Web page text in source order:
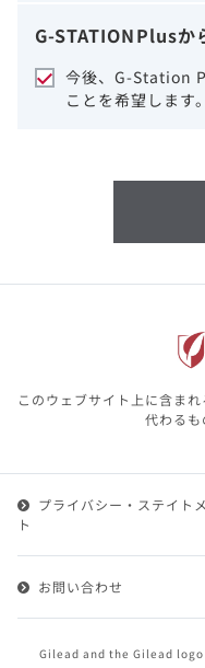
ギリアドは、
細心の注意を
供するように
性、確実性、
利用すること
り生じる損害
含む）の情報
本サイト内の
が行なうべき
るものではあ
ている情報は
1.会員とは、医療関
ービスに登録を申し
いいます。
けることができます
G-STATIONPlusか
今後、G-Station
ことを希望します。
このウェブサイト上に含ま
代わるも
Gilead and the Gilead
プライバシー・ステイト
ト
お問い合わせ